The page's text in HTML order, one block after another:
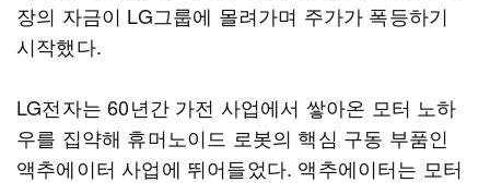
장의 자금이 LG그룹에 몰려가며 주가가 폭등하기
시작했다.
LG전자는 60년간 가전 사업에서 쌓아온 모터 노하
우를 집약해 휴머노이드 로봇의 핵심 구동 부품인
액추에이터 사업에 뛰어들었다. 액추에이터는 모터